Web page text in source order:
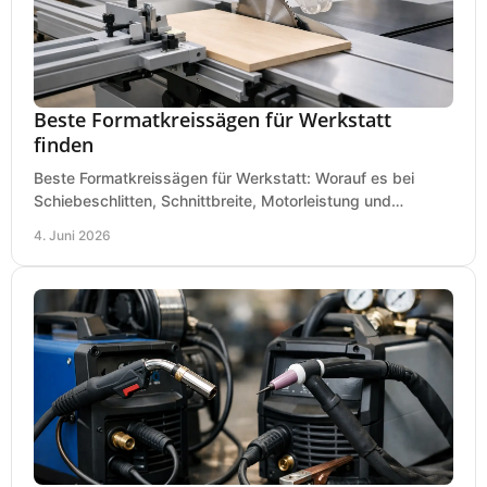
Beste Formatkreissägen für Werkstatt
finden
Beste Formatkreissägen für Werkstatt: Worauf es bei
Schiebeschlitten, Schnittbreite, Motorleistung und
4. Juni 2026